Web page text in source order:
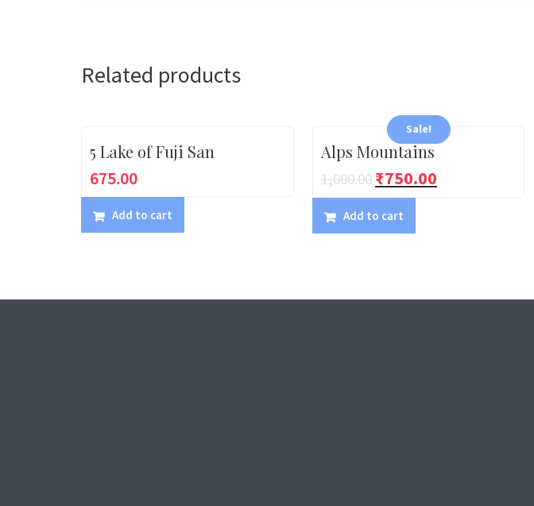
Related products
5 Lake of Fuji San
675.00
Add to cart
Sale!
Alps Mountains
1,000.00 ₹750.00
Add to cart